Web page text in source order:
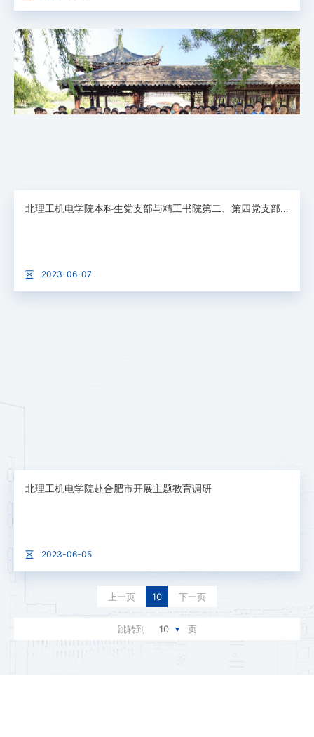
北理工​机电学院本科生党支部与精工书院第二、第四党支部开展共建活动
2023-06-07
北理工机电学院赴合肥市开展主题教育调研
2023-06-05
上一页 10 下一页
跳转到 10 页